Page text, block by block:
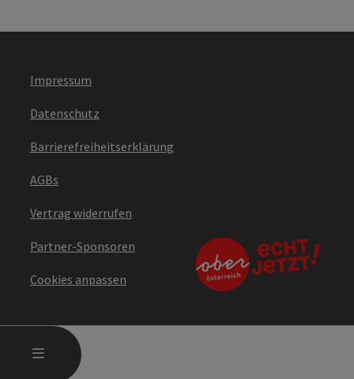
MENÜ
Impressum
Datenschutz
Barrierefreiheitserklärung
AGBs
Vertrag widerrufen
Partner-Sponsoren
Cookies anpassen